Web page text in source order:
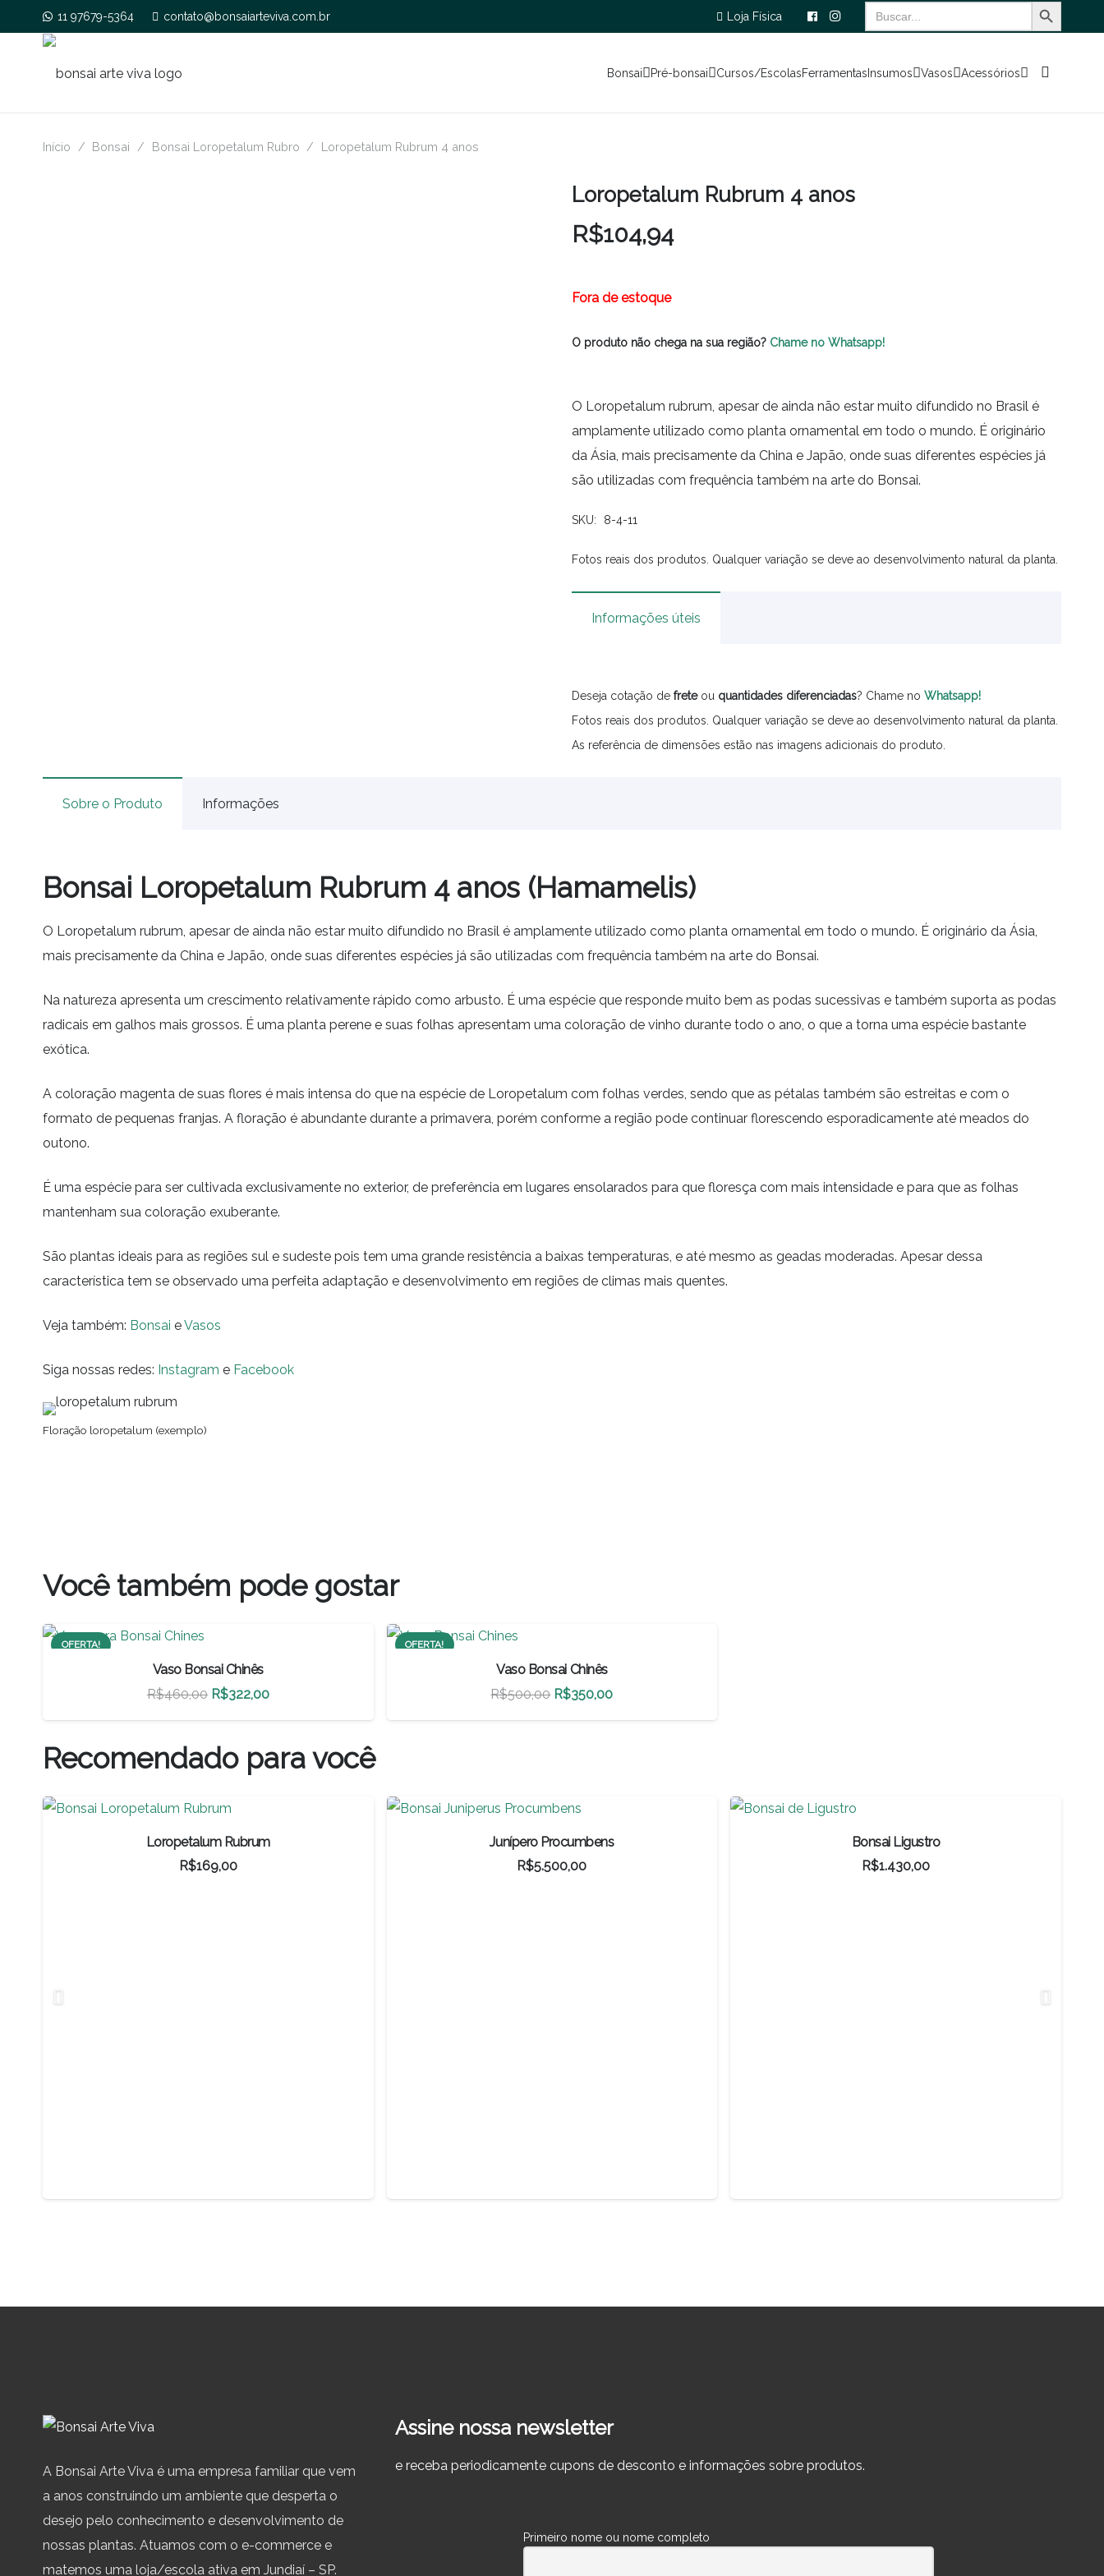
11 97679-5364 contato@bonsaiarteviva.com.br Loja Física
Search
for:
Bonsai Pré-bonsai Cursos/EscolasFerramentasInsumos Vasos Acessórios
Início / Bonsai / Bonsai Loropetalum Rubro / Loropetalum Rubrum 4 anos
Loropetalum Rubrum 4 anos
R$104,94
Fora de estoque
O produto não chega na sua região? Chame no Whatsapp!
O Loropetalum rubrum, apesar de ainda não estar muito difundido no Brasil é
amplamente utilizado como planta ornamental em todo o mundo. É originário
da Ásia, mais precisamente da China e Japão, onde suas diferentes espécies já
são utilizadas com frequência também na arte do Bonsai.
SKU: 8-4-11
Fotos reais dos produtos. Qualquer variação se deve ao desenvolvimento natural da planta.
Informações úteis
Deseja cotação de freteou quantidades diferenciadas? Chame no Whatsapp!
Fotos reais dos produtos. Qualquer variação se deve ao desenvolvimento natural da planta.
As referência de dimensões estão nas imagens adicionais do produto.
Sobre o Produto Informações
Bonsai Loropetalum Rubrum 4 anos (Hamamelis)
O Loropetalum rubrum, apesar de ainda não estar muito difundido no Brasil é amplamente utilizado como planta ornamental em todo o mundo. É originário da Ásia,
mais precisamente da China e Japão, onde suas diferentes espécies já são utilizadas com frequência também na arte do Bonsai.
Na natureza apresenta um crescimento relativamente rápido como arbusto. É uma espécie que responde muito bem as podas sucessivas e também suporta as podas
radicais em galhos mais grossos. É uma planta perene e suas folhas apresentam uma coloração de vinho durante todo o ano, o que a torna uma espécie bastante
exótica.
A coloração magenta de suas flores é mais intensa do que na espécie de Loropetalum com folhas verdes, sendo que as pétalas também são estreitas e com o
formato de pequenas franjas. A floração é abundante durante a primavera, porém conforme a região pode continuar florescendo esporadicamente até meados do
outono.
É uma espécie para ser cultivada exclusivamente no exterior, de preferência em lugares ensolarados para que floresça com mais intensidade e para que as folhas
mantenham sua coloração exuberante.
São plantas ideais para as regiões sul e sudeste pois tem uma grande resistência a baixas temperaturas, e até mesmo as geadas moderadas. Apesar dessa
característica tem se observado uma perfeita adaptação e desenvolvimento em regiões de climas mais quentes.
Veja também: Bonsai eVasos
Siga nossas redes: Instagram e Facebook
Floração loropetalum (exemplo)
Você também pode gostar
OFERTA!
Vaso Bonsai Chinês
R$460,00 O
preço
original
era:
R$322,00O
preço
é:
OFERTA!
Vaso Bonsai Chinês
R$500,00 O
preço
R$350,00O
preço
Recomendado para você
Loropetalum Rubrum
R$169,00
Junípero Procumbens
R$5.500,00
Bonsai Ligustro
R$1.430,00
A Bonsai Arte Viva é uma empresa familiar que vem
a anos construindo um ambiente que desperta o
desejo pelo conhecimento e desenvolvimento de
nossas plantas. Atuamos com o e-commerce e
matemos uma loja/escola ativa em Jundiaí – SP.
Assine nossa newsletter
e receba periodicamente cupons de desconto e informações sobre produtos.
Primeiro nome ou nome completo